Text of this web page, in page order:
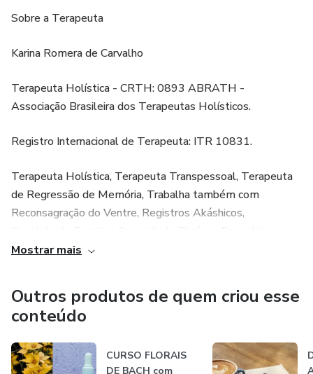
Sobre a Terapeuta
Karina Romera de Carvalho
Terapeuta Holística - CRTH: 0893 ABRATH -
Associação Brasileira dos Terapeutas Holísticos.
Registro Internacional de Terapeuta: ITR 10831.
Terapeuta Holística, Terapeuta Transpessoal, Terapeuta
de Regressão de Memória, Trabalha também com
Reconsagração do Ventre, Registros Akáshicos,
Florais de Bach, Florais de Saint Germain e Florais Etéricos
Terapeuta com mais de 10 anos de atendimentos
individuas, Palestrante, Professora e Facilitadora de Cursos
presenciais e à distância, com livros publicados, prêmios
Mostrar mais
Outros produtos de quem criou esse
conteúdo
CURSO FLORAIS
DE BACH com